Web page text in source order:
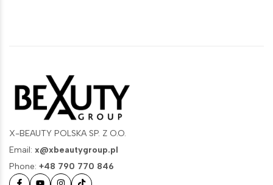
X-BEAUTY POLSKA SP. Z O.O.
Email: x@xbeautygroup.pl
Phone: +48 790 770 846